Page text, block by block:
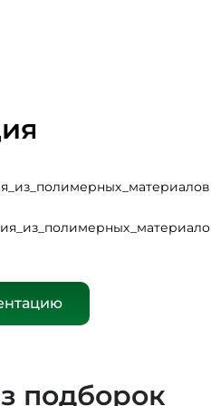
подборок